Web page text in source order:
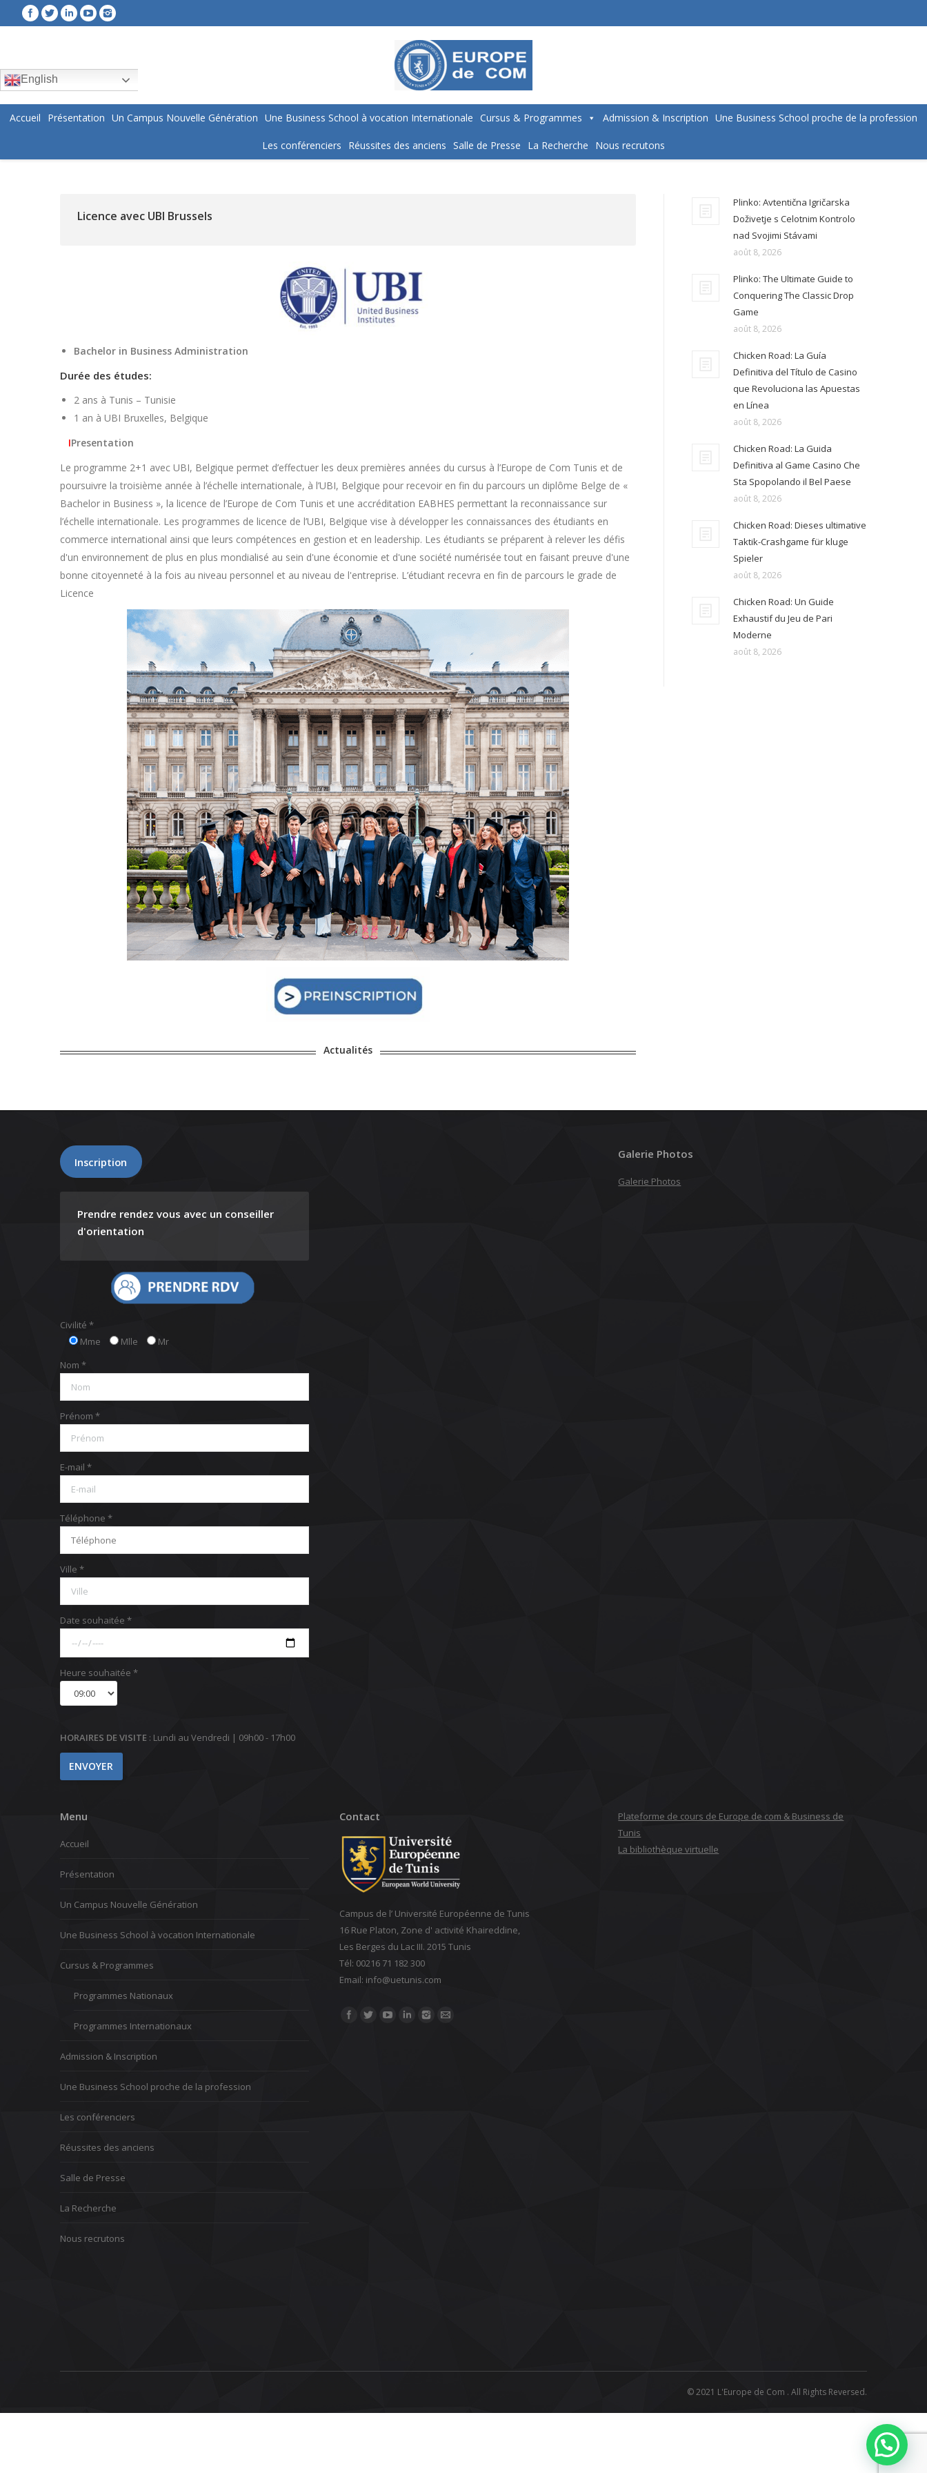
Accueil Présentation Un Campus Nouvelle Génération Une Business School à vocation Internationale Cursus & Programmes Admission & Inscription Une Business School proche de la profession
Les conférenciers Réussites des anciens Salle de Presse La Recherche Nous recrutons
Licence avec UBI Brussels
Bachelor in Business Administration
Durée des études:
2 ans à Tunis – Tunisie
1 an à UBI Bruxelles, Belgique
IPresentation
Le programme 2+1 avec UBI, Belgique permet d’effectuer les deux premières années du cursus à l’Europe de Com Tunis et de
poursuivre la troisième année à l’échelle internationale, à l’UBI, Belgique pour recevoir en fin du parcours un diplôme Belge de «
Bachelor in Business », la licence de l’Europe de Com Tunis et une accréditation EABHES permettant la reconnaissance sur
l’échelle internationale. Les programmes de licence de l’UBI, Belgique vise à développer les connaissances des étudiants en
commerce international ainsi que leurs compétences en gestion et en leadership. Les étudiants se préparent à relever les défis
d'un environnement de plus en plus mondialisé au sein d'une économie et d'une société numérisée tout en faisant preuve d'une
bonne citoyenneté à la fois au niveau personnel et au niveau de l'entreprise. L’étudiant recevra en fin de parcours le grade de
Licence
Actualités
Plinko: Avtentična Igričarska
Doživetje s Celotnim Kontrolo
nad Svojimi Stávami
août 8, 2026
Plinko: The Ultimate Guide to
Conquering The Classic Drop
Game
août 8, 2026
Chicken Road: La Guía
Definitiva del Título de Casino
que Revoluciona las Apuestas
en Línea
août 8, 2026
Chicken Road: La Guida
Definitiva al Game Casino Che
Sta Spopolando il Bel Paese
août 8, 2026
Chicken Road: Dieses ultimative
Taktik-Crashgame für kluge
Spieler
août 8, 2026
Chicken Road: Un Guide
Exhaustif du Jeu de Pari
Moderne
août 8, 2026
Inscription
Prendre rendez vous avec un conseiller
d'orientation
Civilité *
Mme
Mlle
Mr
Nom *
Prénom *
E-mail *
Téléphone *
Ville *
Date souhaitée *
Heure souhaitée *
HORAIRES DE VISITE : Lundi au Vendredi | 09h00 - 17h00
Galerie Photos
Galerie Photos
Menu
Accueil
Présentation
Un Campus Nouvelle Génération
Une Business School à vocation Internationale
Cursus & Programmes
Programmes Nationaux
Programmes Internationaux
Admission & Inscription
Une Business School proche de la profession
Les conférenciers
Réussites des anciens
Salle de Presse
La Recherche
Nous recrutons
Contact
Campus de l’ Université Européenne de Tunis
16 Rue Platon, Zone d' activité Khaireddine,
Les Berges du Lac III. 2015 Tunis
Tél: 00216 71 182 300
Email: ‎info@uetunis.com
Find us on:
Plateforme de cours de Europe de com & Business de
Tunis
La bibliothèque virtuelle
© 2021 L'Europe de Com . All Rights Reversed.
English